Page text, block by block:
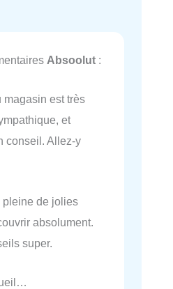
Absoolut :
magasin est très
et
conseil. Allez-y
pleine de jolies
absolument.
super.